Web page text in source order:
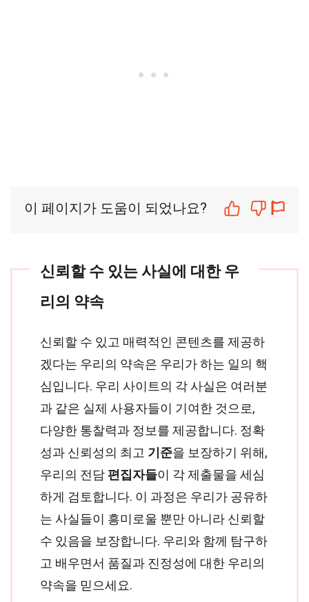
이 페이지가 도움이 되었나요?
신뢰할 수 있는 사실에 대한 우
리의 약속
신뢰할 수 있고 매력적인 콘텐츠를 제공하
겠다는 우리의 약속은 우리가 하는 일의 핵
심입니다. 우리 사이트의 각 사실은 여러분
과 같은 실제 사용자들이 기여한 것으로,
다양한 통찰력과 정보를 제공합니다. 정확
성과 신뢰성의 최고 기준을 보장하기 위해,
우리의 전담 편집자들이 각 제출물을 세심
하게 검토합니다. 이 과정은 우리가 공유하
는 사실들이 흥미로울 뿐만 아니라 신뢰할
수 있음을 보장합니다. 우리와 함께 탐구하
고 배우면서 품질과 진정성에 대한 우리의
약속을 믿으세요.